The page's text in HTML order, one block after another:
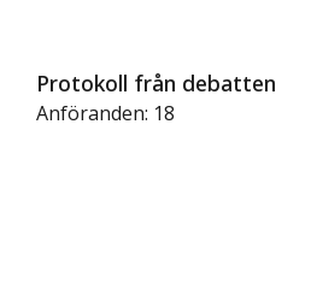
Protokoll från debatten
Anföranden: 18